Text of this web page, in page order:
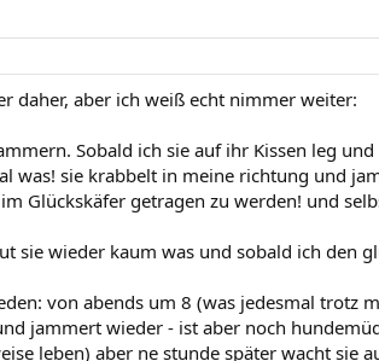
daher, aber ich weiß echt nimmer weiter:
Sobald ich sie auf ihr Kissen leg
was! sie krabbelt in meine richtung und
Glückskäfer getragen zu werden! und
sie wieder kaum was und sobald ich den
von abends um 8 (was jedesmal trotz
jammert wieder - ist aber noch
leben) aber ne stunde später wacht sie